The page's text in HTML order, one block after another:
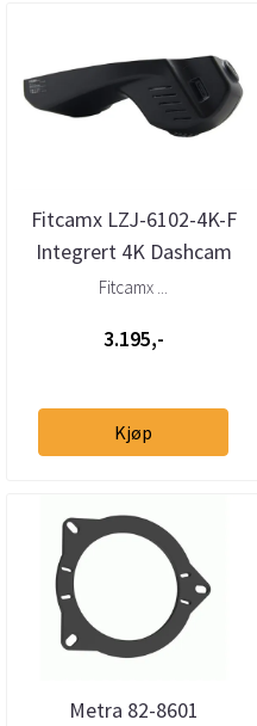
Fitcamx LZJ-6102-4K-F
Integrert 4K Dashcam
(foran) BMW 3-/4-/5-/7-
Fitcamx ...
3.195,-
Kjøp
Metra 82-8601